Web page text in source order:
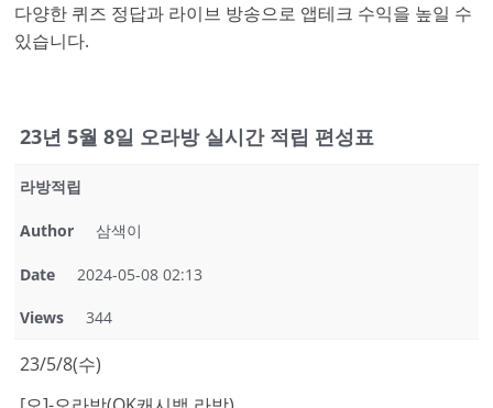
다양한 퀴즈 정답과 라이브 방송으로 앱테크 수익을 높일 수
있습니다.
23년 5월 8일 오라방 실시간 적립 편성표
라방적립
Author 삼색이
Date 2024-05-08 02:13
Views 344
23/5/8(수)